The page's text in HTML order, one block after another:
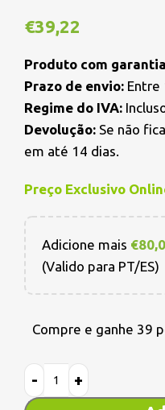
€39,22
Produto com garantia
Prazo de envio: Entre
Regime do IVA:
Devolução: Se não
em até 14 dias.
Preço Exclusivo
Adicione mais €
(Valido para PT/ES)
Compre e ganhe 39